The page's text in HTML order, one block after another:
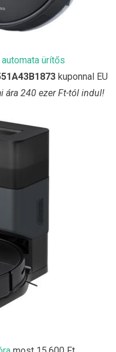
ürítős
kuponnal EU
ára 240 ezer Ft-tól indul!